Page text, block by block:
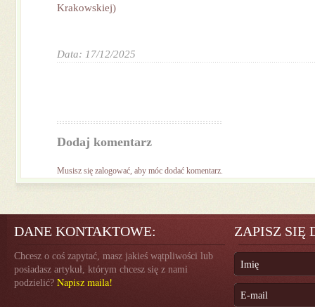
Krakowskiej)
Data: 17/12/2025
Dodaj komentarz
Musisz się zalogować, aby móc dodać komentarz.
DANE KONTAKTOWE:
Chcesz o coś zapytać, masz jakieś wątpliwości lub
posiadasz artykuł, którym chcesz się z nami
podzielić? Napisz maila!
ZAPISZ SIĘ